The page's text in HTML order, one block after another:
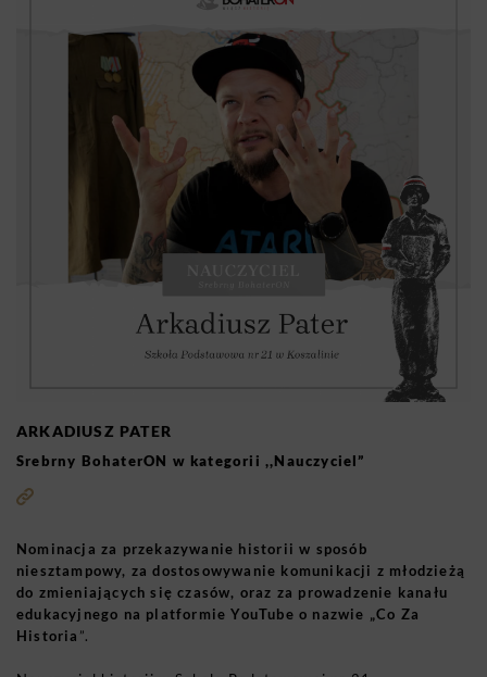
ARKADIUSZ PATER
Srebrny BohaterON w kategorii ,,Nauczyciel”
Nominacja za przekazywanie historii w sposób
niesztampowy, za dostosowywanie komunikacji z młodzieżą
do zmieniających się czasów, oraz za prowadzenie kanału
edukacyjnego na platformie YouTube o nazwie „Co Za
Historia ”.